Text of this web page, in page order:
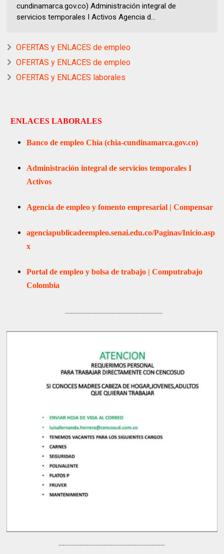
cundinamarca.gov.co) Administración integral de
servicios temporales I Activos Agencia d...
OFERTAS y ENLACES de empleo
OFERTAS y ENLACES de empleo
OFERTAS y ENLACES laborales
ENLACES LABORALES
Banco de empleo Chía (chia-cundinamarca.gov.co)
Administración integral de servicios temporales I
Activos
Agencia de empleo y fomento empresarial | Compensar
agenciapublicadeempleo.senai.edu.co/Paginas/Inicio.asp
x
Portal de empleo y bolsa de trabajo | Computrabajo
Colombia
.................................................................
.......................................................................